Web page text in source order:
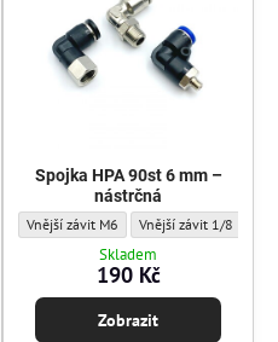
- Průměr hadice:
přímá - Průměr hadice:
oboustranná přímá - Průměr hadice:
Spojka HPA 90st 6 mm –
nástrčná
Spojka HPA 90st 6 mm – nástrčná - Typ
Vnější závit M6 Spojka HPA 90st 6
Vnější závit 1/8 NPT
Skladem
190 Kč
Zobrazit